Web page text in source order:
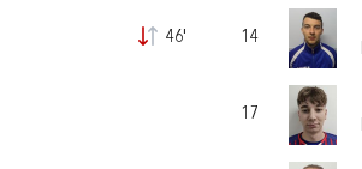
46' 14
17